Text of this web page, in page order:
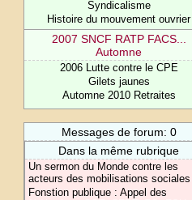
Syndicalisme
Histoire du mouvement ouvrier
2007 SNCF RATP FACS...
Automne
2006 Lutte contre le CPE
Gilets jaunes
Automne 2010 Retraites
Messages de forum: 0
Dans la même rubrique
Un sermon du Monde contre les
acteurs des mobilisations sociales
Fonstion publique : Appel des